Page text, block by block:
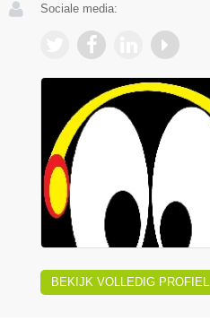
Sociale media:
BEKIJK VOLLEDIG PROFIEL